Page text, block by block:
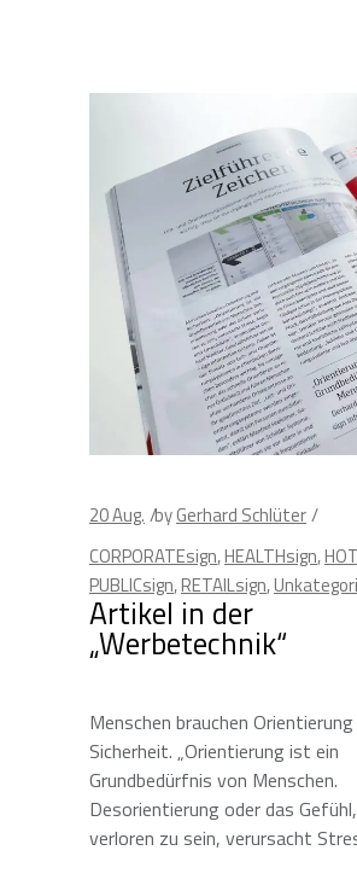
20Aug. byGerhard Schlüter
CORPORATEsign,HEALTHsign,
PUBLICsign,RETAILsign,
Artikel in der
„Werbetechnik“
Menschen brauchen
Sicherheit. „Orientierung ist ein
Grundbedürfnis von Menschen.
Desorientierung oder das Gefühl,
verloren zu sein, verursacht